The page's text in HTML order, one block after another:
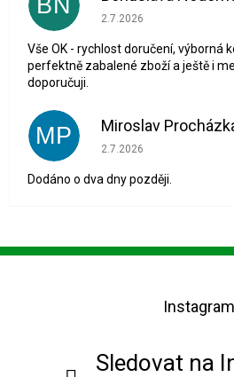
Hodnocení obchodu je 5
2.7.2026
Vše OK - rychlost doručení, výborná
perfektně zabalené zboží a ještě i
doporučuji.
MP Miroslav
Hodnocení obchodu je 1
2.7.2026
Dodáno o dva dny později.
Z
Instagram
Sledovat na